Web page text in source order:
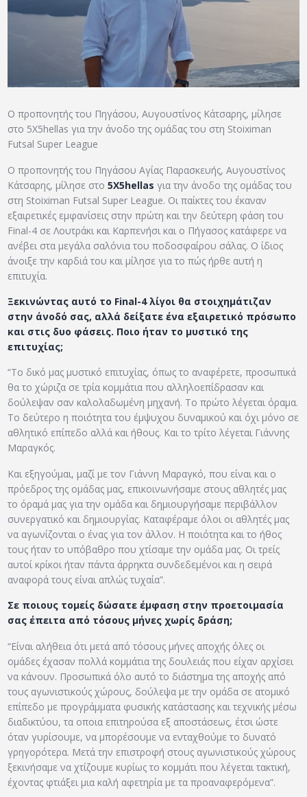
ΑΡΧΕΙΟ
ΕΠΙΚΟΙΝΩΝΙΑ
Ο προπονητής του Πηγάσου, Αυγουστίνος Κάτσαρης, μίλησε
στο 5Χ5hellas για την άνοδο της ομάδας του στη Stoiximan
Futsal Super League
Ο προπονητής του Πηγάσου Αγίας Παρασκευής, Αυγουστίνος
Κάτσαρης, μίλησε στο5Χ5hellas για την άνοδο της ομάδας του
στη Stoiximan Futsal Super League. Οι παίκτες του έκαναν
εξαιρετικές εμφανίσεις στην πρώτη και την δεύτερη φάση του
Final-4 σε Λουτράκι και Καρπενήσι και ο Πήγασος κατάφερε να
ανέβει στα μεγάλα σαλόνια του ποδοσφαίρου σάλας. Ο ίδιος
άνοιξε την καρδιά του και μίλησε για το πώς ήρθε αυτή η
επιτυχία.
Ξεκινώντας αυτό το Final-4 λίγοι θα στοιχημάτιζαν
στην άνοδό σας, αλλά δείξατε ένα εξαιρετικό πρόσωπο
και στις δυο φάσεις. Ποιο ήταν το μυστικό της
επιτυχίας;
“Το δικό μας μυστικό επιτυχίας, όπως το αναφέρετε, προσωπικά
θα το χώριζα σε τρία κομμάτια που αλληλοεπίδρασαν και
δούλεψαν σαν καλολαδωμένη μηχανή. Το πρώτο λέγεται όραμα.
Το δεύτερο η ποιότητα του έμψυχου δυναμικού και όχι μόνο σε
αθλητικό επίπεδο αλλά και ήθους. Και το τρίτο λέγεται Γιάννης
Μαραγκός.
Και εξηγούμαι, μαζί με τον Γιάννη Μαραγκό, που είναι και ο
πρόεδρος της ομάδας μας, επικοινωνήσαμε στους αθλητές μας
το όραμά μας για την ομάδα και δημιουργήσαμε περιβάλλον
συνεργατικό και δημιουργίας. Καταφέραμε όλοι οι αθλητές μας
να αγωνίζονται ο ένας για τον άλλον. Η ποιότητα και το ήθος
τους ήταν το υπόβαθρο που χτίσαμε την ομάδα μας. Οι τρείς
αυτοί κρίκοι ήταν πάντα άρρηκτα συνδεδεμένοι και η σειρά
αναφορά τους είναι απλώς τυχαία”.
Σε ποιους τομείς δώσατε έμφαση στην προετοιμασία
σας έπειτα από τόσους μήνες χωρίς δράση;
“Είναι αλήθεια ότι μετά από τόσους μήνες αποχής όλες οι
ομάδες έχασαν πολλά κομμάτια της δουλειάς που είχαν αρχίσει
να κάνουν. Προσωπικά όλο αυτό το διάστημα της αποχής από
τους αγωνιστικούς χώρους, δούλεψα με την ομάδα σε ατομικό
επίπεδο με προγράμματα φυσικής κατάστασης και τεχνικής μέσω
διαδικτύου, τα οποια επιτηρούσα εξ αποστάσεως, έτσι ώστε
όταν γυρίσουμε, να μπορέσουμε να ενταχθούμε το δυνατό
γρηγορότερα. Μετά την επιστροφή στους αγωνιστικούς χώρους
ξεκινήσαμε να χτίζουμε κυρίως το κομμάτι που λέγεται τακτική,
έχοντας φτιάξει μια καλή αφετηρία με τα προαναφερόμενα”.